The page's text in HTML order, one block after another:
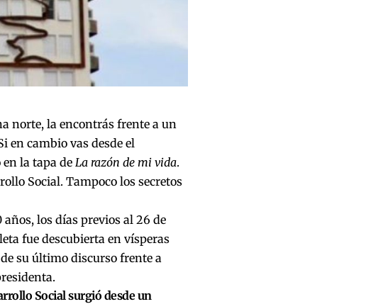
norte, la encontrás frente a un
en cambio vas desde el
la tapa de La razón de mi vida.
Social. Tampoco los secretos
los días previos al 26 de
fue descubierta en vísperas
su último discurso frente a
Social surgió desde un